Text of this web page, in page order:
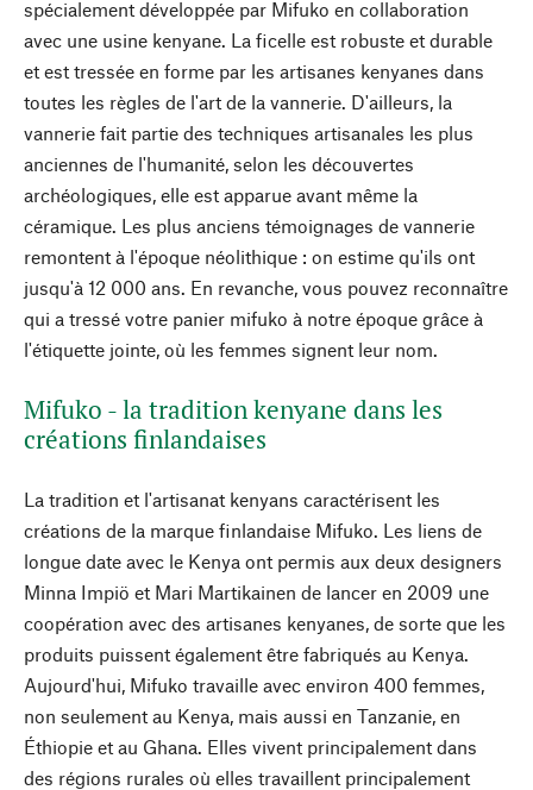
spécialement développée par Mifuko en collaboration
avec une usine kenyane. La ficelle est robuste et durable
et est tressée en forme par les artisanes kenyanes dans
toutes les règles de l'art de la vannerie. D'ailleurs, la
vannerie fait partie des techniques artisanales les plus
anciennes de l'humanité, selon les découvertes
archéologiques, elle est apparue avant même la
céramique. Les plus anciens témoignages de vannerie
remontent à l'époque néolithique : on estime qu'ils ont
jusqu'à 12 000 ans. En revanche, vous pouvez reconnaître
qui a tressé votre panier mifuko à notre époque grâce à
l'étiquette jointe, où les femmes signent leur nom.
Mifuko - la tradition kenyane dans les
créations finlandaises
La tradition et l'artisanat kenyans caractérisent les
créations de la marque finlandaise Mifuko. Les liens de
longue date avec le Kenya ont permis aux deux designers
Minna Impiö et Mari Martikainen de lancer en 2009 une
coopération avec des artisanes kenyanes, de sorte que les
produits puissent également être fabriqués au Kenya.
Aujourd'hui, Mifuko travaille avec environ 400 femmes,
non seulement au Kenya, mais aussi en Tanzanie, en
Éthiopie et au Ghana. Elles vivent principalement dans
des régions rurales où elles travaillent principalement